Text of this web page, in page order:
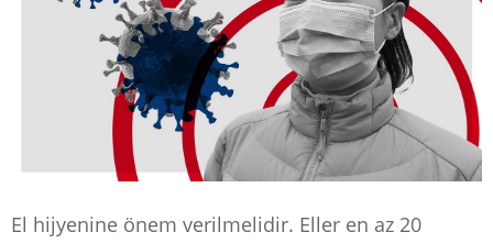
El hijyenine önem verilmelidir. Eller en az 20